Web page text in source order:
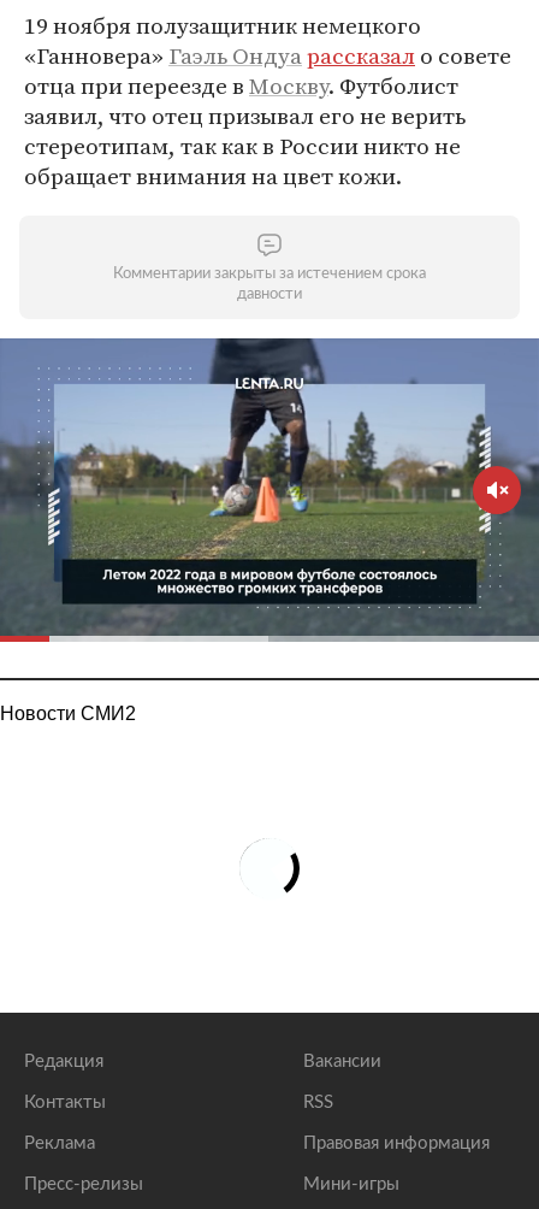
19 ноября полузащитник немецкого
«Ганновера» Гаэль Ондуарассказало совете
отца при переезде вМоскву. Футболист
заявил, что отец призывал его не верить
стереотипам, так как в России никто не
обращает внимания на цвет кожи.
Комментарии закрыты за истечением срока
давности
Новости СМИ2
Редакция
Контакты
Реклама
Пресс-релизы
Вакансии
RSS
Правовая информация
Мини-игры